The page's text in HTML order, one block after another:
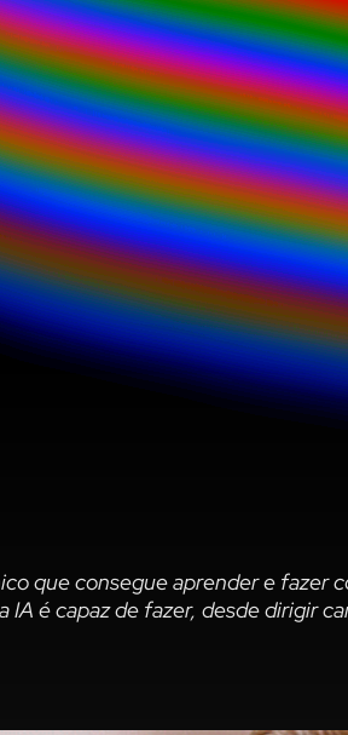
que consegue aprender e fazer
IA é capaz de fazer, desde dirigir